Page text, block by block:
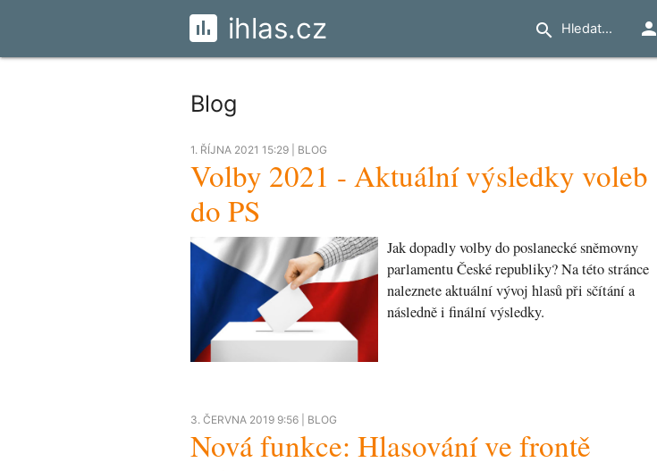
ihlas.cz search person
Blog
1. ŘÍJNA 2021 15:29 | BLOG
Volby 2021 - Aktuální výsledky voleb
do PS
Jak dopadly volby do poslanecké sněmovny
parlamentu České republiky? Na této stránce
naleznete aktuální vývoj hlasů při sčítání a
následně i finální výsledky.
3. ČERVNA 2019 9:56 | BLOG
Nová funkce: Hlasování ve frontě